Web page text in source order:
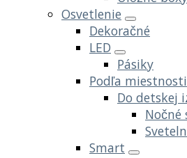
Osvetlenie
Dekoračné
LED
Pásiky
Podľa miestnosti
Do detskej
Nočné
Smart